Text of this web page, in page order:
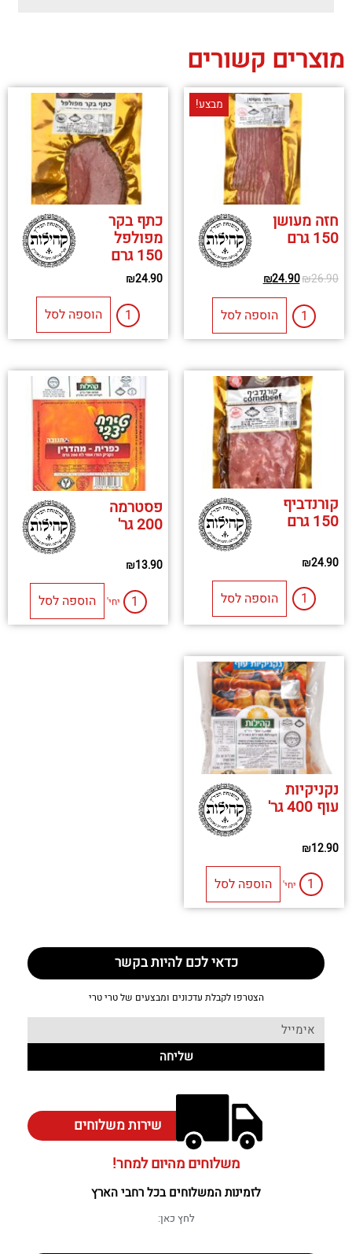
מוצרים קשורים
מבצע!
חזה מעושן
150 גרם
₪26.90
₪24.90
הוספה לסל
כתף בקר
מפולפל
150 גרם
₪24.90
הוספה לסל
קורנדביף
150 גרם
₪24.90
הוספה לסל
פסטרמה
200 גר'
₪13.90
יחי' הוספה לסל
נקניקיות
עוף 400 גר'
₪12.90
יחי' הוספה לסל
כדאי לכם להיות בקשר
הצטרפו לקבלת עדכונים ומבצעים של טרי טרי
שליחה
שירות משלוחים
משלוחים מהיום למחר!
לזמינות המשלוחים בכל רחבי הארץ
לחץ כאן: